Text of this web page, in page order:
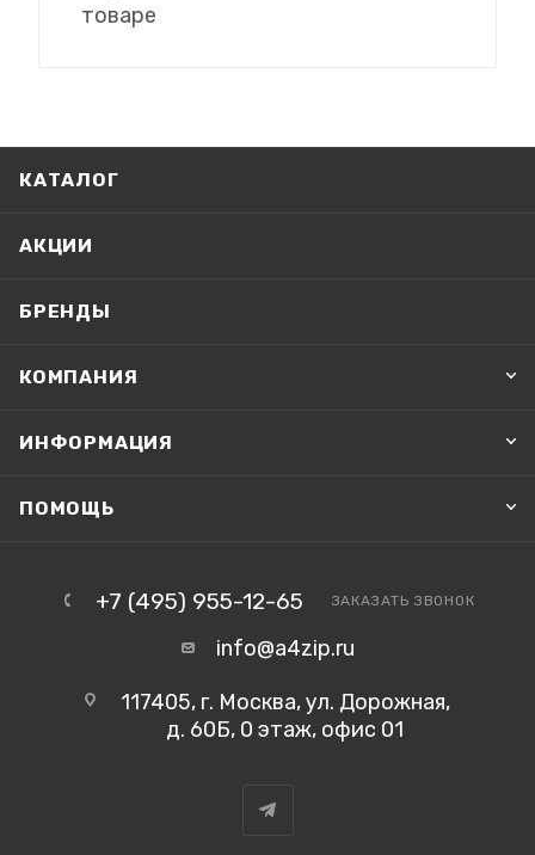
товаре
КАТАЛОГ
АКЦИИ
БРЕНДЫ
КОМПАНИЯ
ИНФОРМАЦИЯ
ПОМОЩЬ
+7 (495) 955-12-65 ЗАКАЗАТЬ ЗВОНОК
info@a4zip.ru
117405, г. Москва, ул. Дорожная,
д. 60Б, 0 этаж, офис 01